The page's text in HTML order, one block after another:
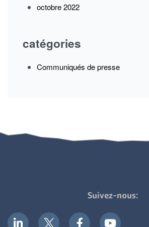
octobre 2022
catégories
Communiqués de presse
Suivez-nous: